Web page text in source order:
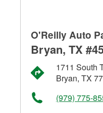
O'Reilly Auto
Bryan, TX
1711 South
Bryan, TX
(979) 775-